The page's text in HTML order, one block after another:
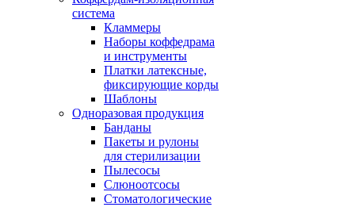
система
Кламмеры
Наборы коффедрама
и инструменты
Платки латексные,
фиксирующие корды
Шаблоны
Одноразовая продукция
Банданы
Пакеты и рулоны
для стерилизации
Пылесосы
Слюноотсосы
Стоматологические